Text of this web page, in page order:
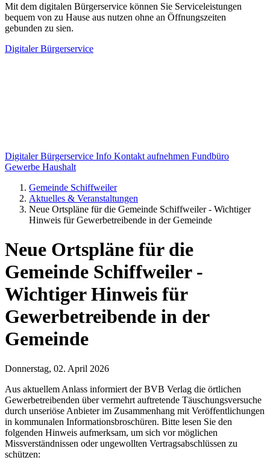
Mit dem digitalen Bürgerservice können Sie Serviceleistungen
bequem von zu Hause aus nutzen ohne an Öffnungszeiten
gebunden zu sien.
Digitaler Bürgerservice
Digitaler Bürgerservice Info Kontakt aufnehmen Fundbüro
Gewerbe Haushalt
Gemeinde Schiffweiler
Aktuelles & Veranstaltungen
Neue Ortspläne für die Gemeinde Schiffweiler - Wichtiger
Hinweis für Gewerbetreibende in der Gemeinde
Neue Ortspläne für die
Gemeinde Schiffweiler -
Wichtiger Hinweis für
Gewerbetreibende in der
Gemeinde
Donnerstag, 02. April 2026
Aus aktuellem Anlass informiert der BVB Verlag die örtlichen
Gewerbetreibenden über vermehrt auftretende Täuschungsversuche
durch unseriöse Anbieter im Zusammenhang mit Veröffentlichungen
in kommunalen Informationsbroschüren. Bitte lesen Sie den
folgenden Hinweis aufmerksam, um sich vor möglichen
Missverständnissen oder ungewollten Vertragsabschlüssen zu
schützen: